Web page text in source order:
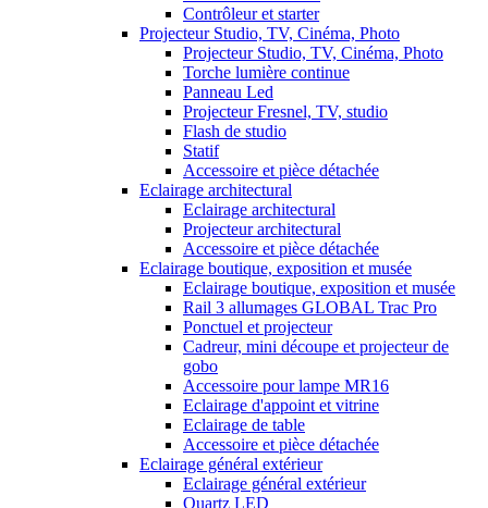
Contrôleur et starter
Projecteur Studio, TV, Cinéma, Photo
Projecteur Studio, TV, Cinéma, Photo
Torche lumière continue
Panneau Led
Projecteur Fresnel, TV, studio
Flash de studio
Statif
Accessoire et pièce détachée
Eclairage architectural
Eclairage architectural
Projecteur architectural
Accessoire et pièce détachée
Eclairage boutique, exposition et musée
Eclairage boutique, exposition et musée
Rail 3 allumages GLOBAL Trac Pro
Ponctuel et projecteur
Cadreur, mini découpe et projecteur de
gobo
Accessoire pour lampe MR16
Eclairage d'appoint et vitrine
Eclairage de table
Accessoire et pièce détachée
Eclairage général extérieur
Eclairage général extérieur
Quartz LED